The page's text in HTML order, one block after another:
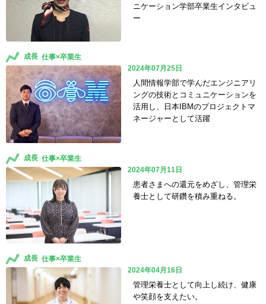
ニケーション学部卒業生インタビュ
ー
成長
人間情報学部で学んだエンジニアリ
ングの技術とコミュニケーションを
活用し、日本IBMのプロジェクトマ
ネージャーとして活躍
2024年07月25日
成長
患者さまへの還元をめざし、管理栄
養士として研鑽を積み重ねる。
2024年07月11日
成長
管理栄養士として向上し続け、健康
や笑顔を支えたい。
2024年04月16日